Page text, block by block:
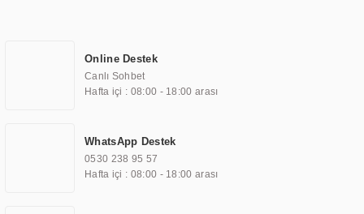
TOCHI markası altında kendi ürettiği ürünlerde kullanmıştır. Günümüzde
TOCHI; videowall, digital signage, kiosk, totem, akıllı durak ekranı, araç içi
ekran, asansör ekranı, digital menüboard, marin ekran, medikal ekran,
ekranları, endüstriyel ekranlar, kapı önü bilgi ekranları, panel PC,
endüstriyel Panel PC, mini PC, endüstriyel mini PC ve akıllı bina sistemleri
gibi çözümleri 4.5" ile 110” boyutları arasında üretebilirken, ayrıca standart
Online Destek
Canlı Sohbet
Hafta içi : 08:00 - 18:00 arası
WhatsApp Destek
0530 238 95 57
Hafta içi : 08:00 - 18:00 arası